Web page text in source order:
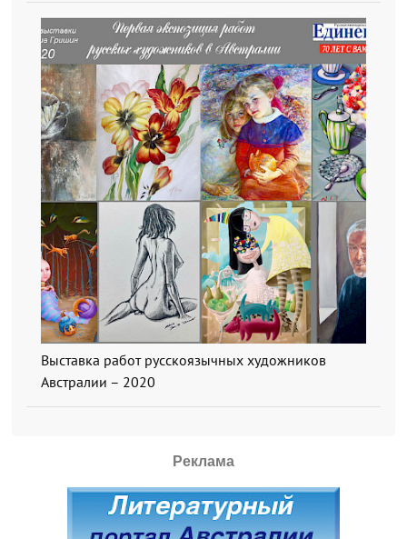
Выставка работ русскоязычных художников
Австралии – 2020
Реклама